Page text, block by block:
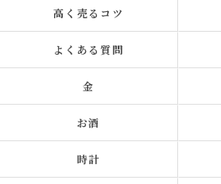
高く売るコツ
よくある質問
金
お酒
時計